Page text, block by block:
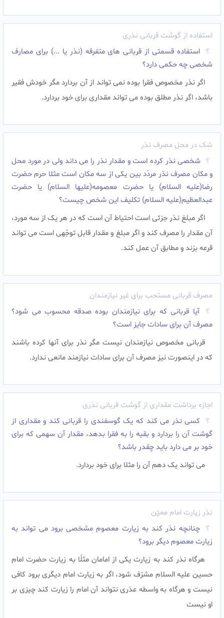
استفاده از گوشت قربانی نذری
استفاده قسمتی از قربانی های متفرقه (نذر یا ...) برای مصارف
شخصی چه حکمی دارد؟
اگر نذر مخصوص فقرا بوده نمی تواند از آن بردارد مگر خودش فقیر
باشد، اگر نذر مطلق بوده می تواند مقداری برای خود بردارد.
شک در محل مصرف نذر
شخصى نذر کرده است و مقدار نذر را مى داند ولى در مورد محل
و مکان مصرف نذر مردّد بین یکى از سه مکان است مثلا حرم حضرت
رضا(علیه السلام) یا حضرت معصومه(علیها السلام) یا حضرت
عبدالعظیم(علیه السلام) تکلیف این شخص چیست؟
اگر مبلغ نذر جزئى است احتیاط آن است که در هر یک از سه مورد،
آن مقدار را مصرف کند و اگر مبلغ و مقدار قابل توجّهى است مى تواند
قرعه بزند و مطابق آن عمل کند.
مصرف قربانی مستحب برای غیر نیازمندان
آیا قربانی که برای نیازمندان بوده صدقه محسوب می شود؟
مصرف آن برای سادات جایز است؟
قربانی مخصوص نیازمندان نیست مگر نذر برای آنها کرده باشند
که در اینصورت نیز مصرف آن برای سادات نیازمند مانعی ندارد.
اجازه برداشت مقداری از گوشت قربانی نذری
کسی نذر می کند که یک گوسفندی را قربانی کند و مقداری از
گوشت آن را بردارد و بقیه را به فقرا بدهد، مقدار آن سهمی که برای
خود بر می دارد باید چقدر باشد؟
می تواند یک دهم آن را مثلا برای خود بردارد.
نذر زيارت امام معيّن
چنانچه نذر کند به زیارت معصوم مشخصی برود می تواند به
زیارت معصوم دیگر برود؟
هرگاه نذر كند به زيارت يكى از امامان مثلًا به زيارت حضرت امام
حسين عليه السلام مشرّف شود، اگر به زيارت امام ديگرى برود كافى
نيست و هرگاه به واسطه عذرى نتواند آن امام را زيارت كند چيزى بر
او نيست